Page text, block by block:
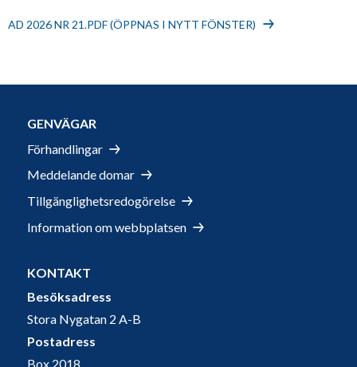
AD 2026 NR 21.PDF (ÖPPNAS I NYTT FÖNSTER)
GENVÄGAR
Förhandlingar
Meddelande domar
Tillgänglighetsredogörelse
Information om webbplatsen
KONTAKT
Besöksadress
Stora Nygatan 2 A-B
Postadress
Box 2018